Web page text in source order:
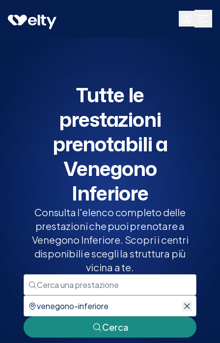
Prenota visita
Tutte le
prestazioni
prenotabili a
Venegono
Inferiore
Consulta l'elenco completo delle
prestazioni che puoi prenotare a
Venegono Inferiore. Scopri i centri
disponibili e scegli la struttura più
vicina a te.
Cerca